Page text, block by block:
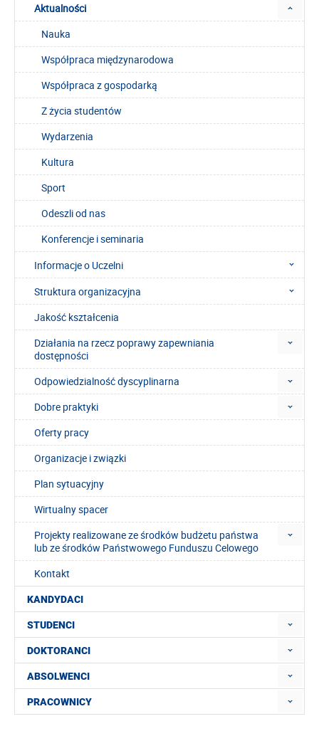
Aktualności
Nauka
Współpraca międzynarodowa
Współpraca z gospodarką
Z życia studentów
Wydarzenia
Kultura
Sport
Odeszli od nas
Konferencje i seminaria
Informacje o Uczelni
Struktura organizacyjna
Jakość kształcenia
Działania na rzecz poprawy zapewniania
dostępności
Odpowiedzialność dyscyplinarna
Dobre praktyki
Oferty pracy
Organizacje i związki
Plan sytuacyjny
Wirtualny spacer
Projekty realizowane ze środków budżetu państwa
lub ze środków Państwowego Funduszu Celowego
Kontakt
KANDYDACI
STUDENCI
DOKTORANCI
ABSOLWENCI
PRACOWNICY